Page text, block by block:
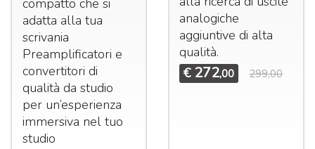
compatto che si
adatta alla tua
scrivania
Preamplificatori e
convertitori di
qualità da studio
per un’esperienza
immersiva nel tuo
studio
analogiche
aggiuntive di alta
qualità.
€ 272,00 299,00